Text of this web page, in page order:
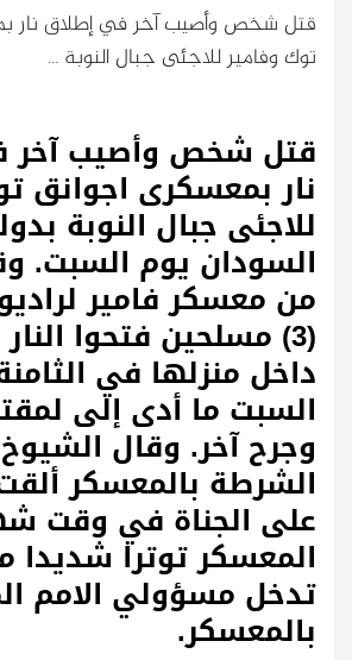
قتل شخص وأصيب آخر في إطلاق نار
توك وفامير للاجئى جبال النوبة …
قتل شخص وأصيب آخر
نار بمعسكرى اجوانق
للاجئى جبال النوبة
السودان يوم السبت.
من معسكر فامير
(3) مسلحين فتحوا
داخل منزلها في
السبت ما أدى إلى
وجرح آخر. وقال
الشرطة بالمعسكر
على الجناة في وقت
المعسكر توترا
تدخل مسؤولي الامم
بالمعسكر.